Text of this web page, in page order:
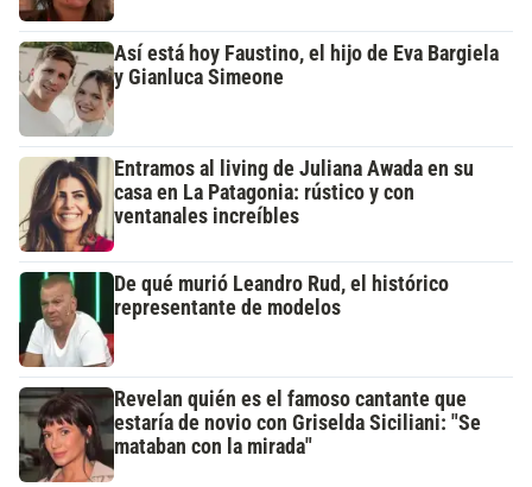
Así está hoy Faustino, el hijo de Eva Bargiela
y Gianluca Simeone
Entramos al living de Juliana Awada en su
casa en La Patagonia: rústico y con
ventanales increíbles
De qué murió Leandro Rud, el histórico
representante de modelos
Revelan quién es el famoso cantante que
estaría de novio con Griselda Siciliani: "Se
mataban con la mirada"